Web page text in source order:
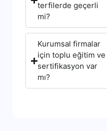
terfilerde geçerli
mi?
Kurumsal firmalar
için toplu eğitim ve
sertifikasyon var
mı?